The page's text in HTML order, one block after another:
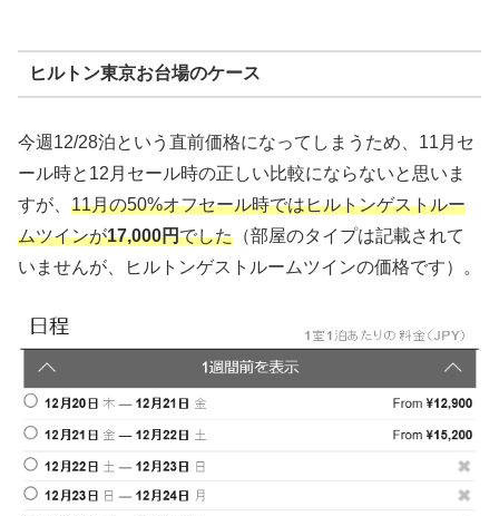
ヒルトン東京お台場のケース
今週12/28泊という直前価格になってしまうため、11月セ
ール時と12月セール時の正しい比較にならないと思いま
すが、 11月の50%オフセール時ではヒルトンゲストルー
ムツインが17,000円でした （部屋のタイプは記載されて
いませんが、ヒルトンゲストルームツインの価格です）。